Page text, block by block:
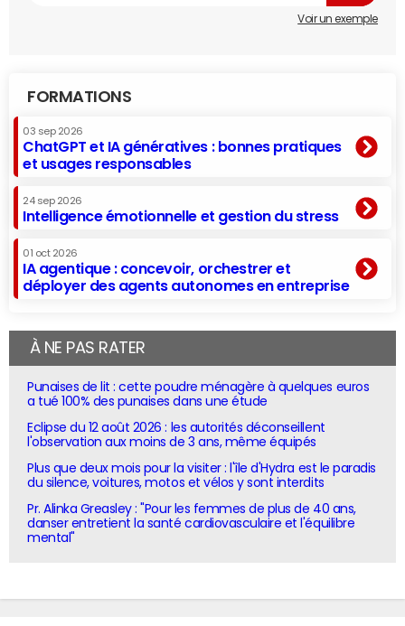
Voir un exemple
FORMATIONS
03 sep 2026
ChatGPT et IA génératives : bonnes pratiques
et usages responsables
24 sep 2026
Intelligence émotionnelle et gestion du stress
01 oct 2026
IA agentique : concevoir, orchestrer et
déployer des agents autonomes en entreprise
À NE PAS RATER
Punaises de lit : cette poudre ménagère à quelques euros
a tué 100% des punaises dans une étude
Eclipse du 12 août 2026 : les autorités déconseillent
l'observation aux moins de 3 ans, même équipés
Plus que deux mois pour la visiter : l'île d'Hydra est le paradis
du silence, voitures, motos et vélos y sont interdits
Pr. Alinka Greasley : "Pour les femmes de plus de 40 ans,
danser entretient la santé cardiovasculaire et l'équilibre
mental"